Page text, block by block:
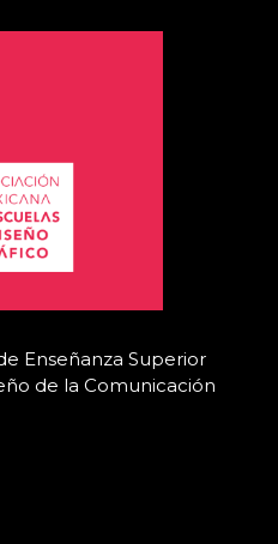
Enseñanza Superior
de la Comunicación